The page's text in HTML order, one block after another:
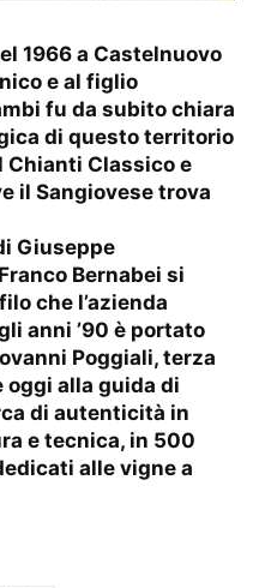
1966 a Castelnuovo
e al figlio
fu da subito chiara
di questo territorio
Chianti Classico e
il Sangiovese trova
Giuseppe
Bernabei si
che l’azienda
anni ’90 è portato
Poggiali, terza
alla guida di
di autenticità in
e tecnica, in 500
alle vigne a